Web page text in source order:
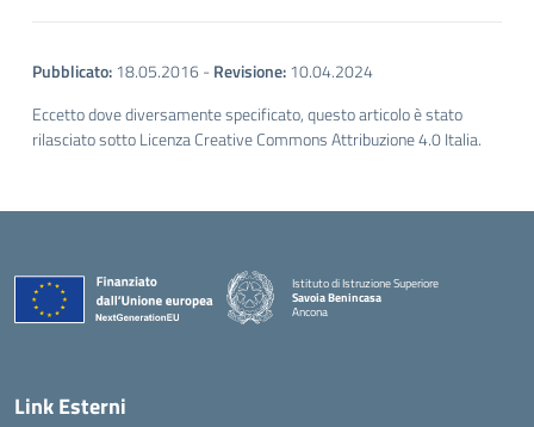
Pubblicato:18.05.2016 -Revisione:10.04.2024
Eccetto dove diversamente specificato, questo articolo è stato
rilasciato sotto Licenza Creative Commons Attribuzione 4.0 Italia.
Istituto di Istruzione Superiore
Savoia Benincasa
Ancona
Link Esterni